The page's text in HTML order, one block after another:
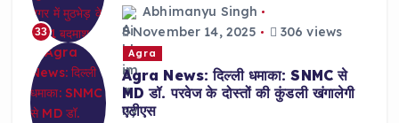
33
Abhimanyu Singh
November 14, 2025
306 views
Agra
Agra News: दिल्ली धमाका: SNMC से
MD डॉ. परवेज के दोस्तों की कुंडली खंगालेगी
एटीएस